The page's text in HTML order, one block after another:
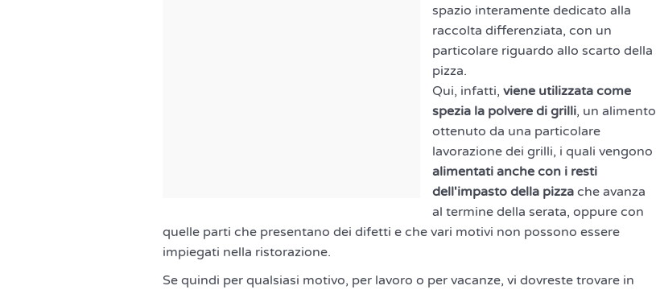
spazio interamente dedicato alla
raccolta differenziata, con un
particolare riguardo allo scarto della
pizza.
Qui, infatti, viene utilizzata come
spezia la polvere di grilli, un alimento
ottenuto da una particolare
lavorazione dei grilli, i quali vengono
alimentati anche con i resti
dell'impasto della pizza che avanza
al termine della serata, oppure con
quelle parti che presentano dei difetti e che vari motivi non possono essere
impiegati nella ristorazione.
Se quindi per qualsiasi motivo, per lavoro o per vacanze, vi dovreste trovare in